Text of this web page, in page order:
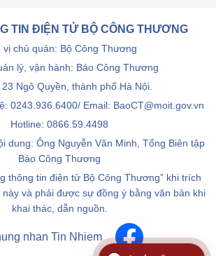
TIN ĐIỆN TỬ BỘ CÔNG THƯƠNG
chủ quản: Bộ Công Thương
lý, vận hành: Báo Công Thương
Ngô Quyền, thành phố Hà Nội.
0243.936.6400/ Email: BaoCT@moit.gov.vn
Hotline: 0866.59.4498
dung: Ông Nguyễn Văn Minh, Tổng Biên tập
Báo Công Thương
thông tin điện tử Bộ Công Thương” khi trích
và phải được sự đồng ý bằng văn bản khi
khai thác, dẫn nguồn.